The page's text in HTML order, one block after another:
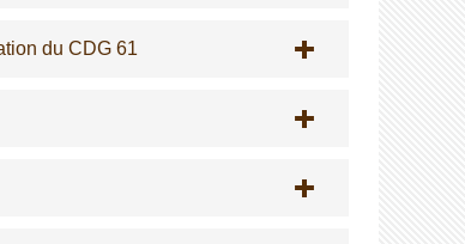
du CDG 61